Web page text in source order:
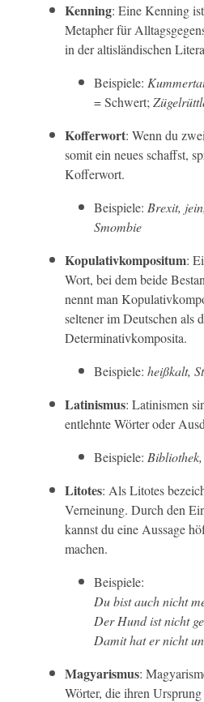
Kenning: Eine Kenning
Metapher für
in der altisländischen
Beispiele:
= Schwert;
Kofferwort: Wenn du
somit ein neues schaffst,
Kofferwort.
Beispiele: Brexit,
Smombie
Kopulativkompositum:
Wort, bei dem beide
nennt man
seltener im Deutschen als
Determinativkomposita.
Beispiele: heißkalt,
Latinismus: Latinismen
entlehnte Wörter oder
Beispiele:
Litotes: Als Litotes
Verneinung. Durch den
kannst du eine Aussage
machen.
Beispiele:
Du bist auch nicht
Der Hund ist nicht
Damit hat er nicht
Magyarismus:
Wörter, die ihren